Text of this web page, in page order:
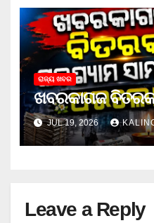
ରାଜ୍ୟ ଖବର
ଖବରକାଗଜ
JUL 19, 2026
Leave a Reply